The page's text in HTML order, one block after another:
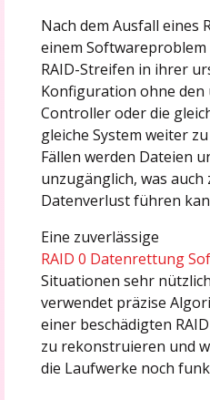
Nach dem Ausfall eines
einem Softwareproblem
RAID-Streifen in ihrer
Konfiguration ohne den
Controller oder die
gleiche System weiter
Fällen werden Dateien
unzugänglich, was
Datenverlust führen
Eine zuverlässige
RAID 0 Datenrettung
Situationen sehr
verwendet präzise
einer beschädigten
zu rekonstruieren und
die Laufwerke noch